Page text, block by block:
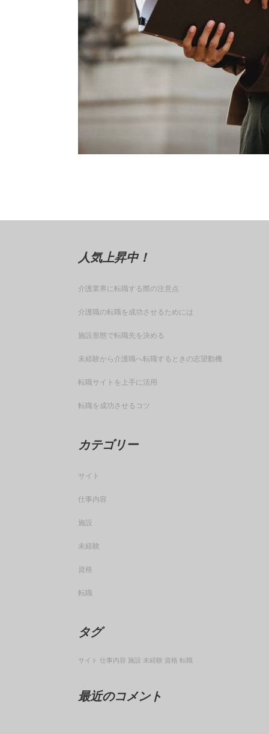
人気上昇中！
介護業界に転職する際の注意点
介護職の転職を成功させるためには
施設形態で転職先を決める
未経験から介護職へ転職するときの志望動機
転職サイトを上手に活用
転職を成功させるコツ
カテゴリー
サイト
仕事内容
施設
未経験
資格
転職
タグ
サイト 仕事内容 施設 未経験 資格 転職
最近のコメント